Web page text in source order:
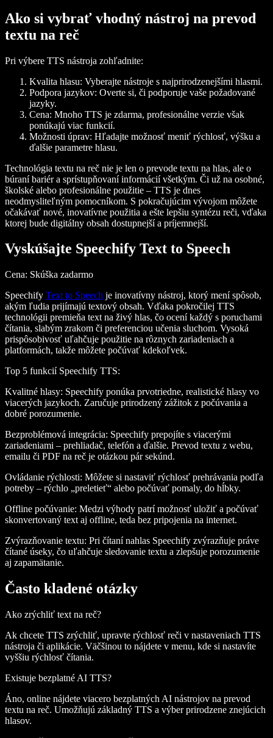
Ako si vybrať vhodný nástroj na prevod
textu na reč
Pri výbere TTS nástroja zohľadnite:
Kvalita hlasu: Vyberajte nástroje s najprirodzenejšími hlasmi.
Podpora jazykov: Overte si, či podporuje vaše požadované
jazyky.
Cena: Mnoho TTS je zdarma, profesionálne verzie však
ponúkajú viac funkcií.
Možnosti úprav: Hľadajte možnosť meniť rýchlosť, výšku a
ďalšie parametre hlasu.
Technológia textu na reč nie je len o prevode textu na hlas, ale o
búraní bariér a sprístupňovaní informácií všetkým. Či už na osobné,
školské alebo profesionálne použitie – TTS je dnes
neodmysliteľným pomocníkom. S pokračujúcim vývojom môžete
očakávať nové, inovatívne použitia a ešte lepšiu syntézu reči, vďaka
ktorej bude digitálny obsah dostupnejší a príjemnejší.
Vyskúšajte Speechify Text to Speech
Cena: Skúška zadarmo
Speechify Text to Speech je inovatívny nástroj, ktorý mení spôsob,
akým ľudia prijímajú textový obsah. Vďaka pokročilej TTS
technológii premieňa text na živý hlas, čo ocení každý s poruchami
čítania, slabým zrakom či preferenciou učenia sluchom. Vysoká
prispôsobivosť uľahčuje použitie na rôznych zariadeniach a
platformách, takže môžete počúvať kdekoľvek.
Top 5 funkcií Speechify TTS:
Kvalitné hlasy: Speechify ponúka prvotriedne, realistické hlasy vo
viacerých jazykoch. Zaručuje prirodzený zážitok z počúvania a
dobré porozumenie.
Bezproblémová integrácia: Speechify prepojíte s viacerými
zariadeniami – prehliadač, telefón a ďalšie. Prevod textu z webu,
emailu či PDF na reč je otázkou pár sekúnd.
Ovládanie rýchlosti: Môžete si nastaviť rýchlosť prehrávania podľa
potreby – rýchlo „preletieť“ alebo počúvať pomaly, do hĺbky.
Offline počúvanie: Medzi výhody patrí možnosť uložiť a počúvať
skonvertovaný text aj offline, teda bez pripojenia na internet.
Zvýrazňovanie textu: Pri čítaní nahlas Speechify zvýrazňuje práve
čítané úseky, čo uľahčuje sledovanie textu a zlepšuje porozumenie
aj zapamätanie.
Často kladené otázky
Ako zrýchliť text na reč?
Ak chcete TTS zrýchliť, upravte rýchlosť reči v nastaveniach TTS
nástroja či aplikácie. Väčšinou to nájdete v menu, kde si nastavíte
vyššiu rýchlosť čítania.
Existuje bezplatné AI TTS?
Áno, online nájdete viacero bezplatných AI nástrojov na prevod
textu na reč. Umožňujú základný TTS a výber prirodzene znejúcich
hlasov.